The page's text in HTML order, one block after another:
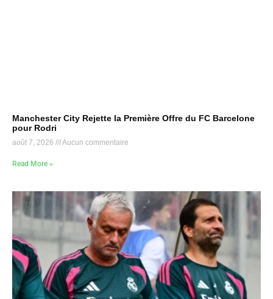
Manchester City Rejette la Première Offre du FC Barcelone
pour Rodri
août 7, 2026 Aucun commentaire
Read More »